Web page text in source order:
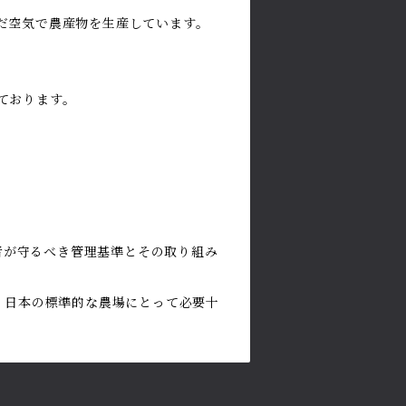
気で農産物を生産しています。
ります。
守るべき管理基準とその取り組み
本の標準的な農場にとって必要十